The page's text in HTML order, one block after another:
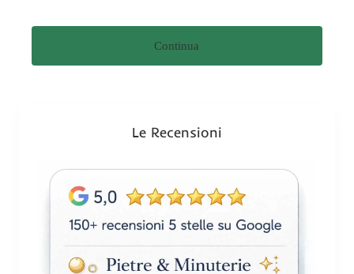
t
z
Continua
Le Recensioni